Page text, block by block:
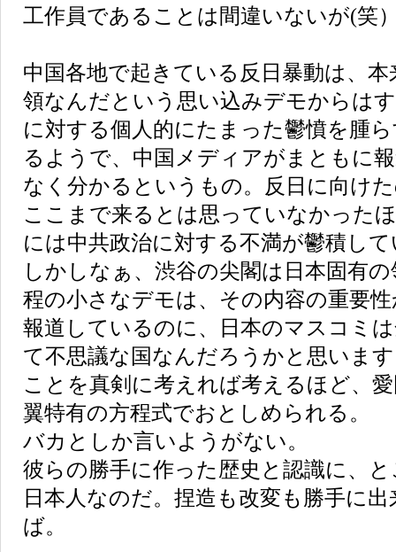
工作員であることは間違いないが(笑
中国各地で起きている反日暴動は、
領なんだという思い込みデモからは
に対する個人的にたまった鬱憤を腫
るようで、中国メディアがまともに
なく分かるというもの。反日に向け
ここまで来るとは思っていなかった
には中共政治に対する不満が鬱積し
しかしなぁ、渋谷の尖閣は日本固有
程の小さなデモは、その内容の重要
報道しているのに、日本のマスコミ
て不思議な国なんだろうかと思いま
ことを真剣に考えれば考えるほど、
翼特有の方程式でおとしめられる。
バカとしか言いようがない。
彼らの勝手に作った歴史と認識に、
日本人なのだ。捏造も改変も勝手に
ば。